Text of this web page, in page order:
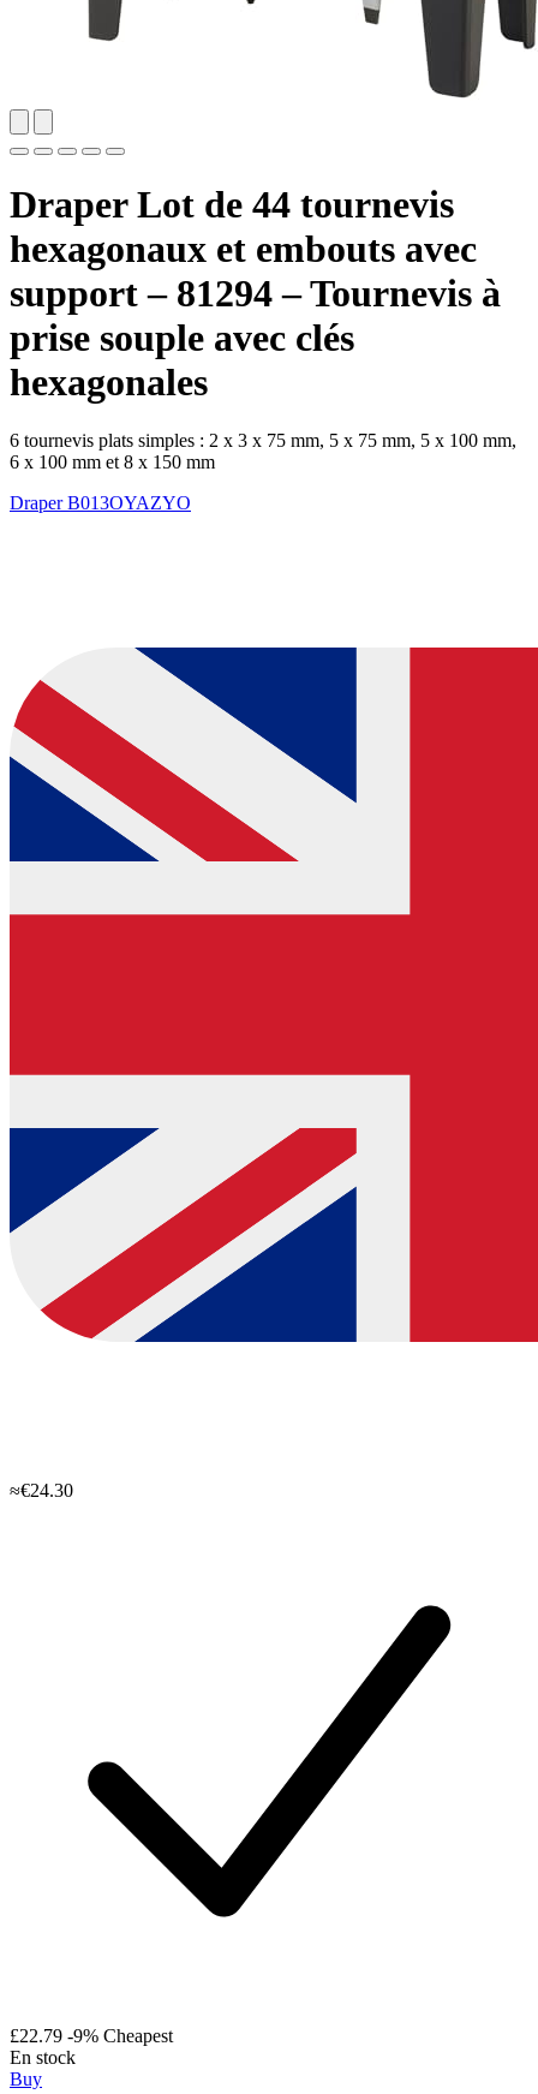
Draper Lot de 44 tournevis
hexagonaux et embouts avec
support – 81294 – Tournevis à
prise souple avec clés
hexagonales
6 tournevis plats simples : 2 x 3 x 75 mm, 5 x 75 mm, 5 x 100 mm,
6 x 100 mm et 8 x 150 mm
DraperB013OYAZYO
≈€24.30
£22.79 -9% Cheapest
En stock
Buy